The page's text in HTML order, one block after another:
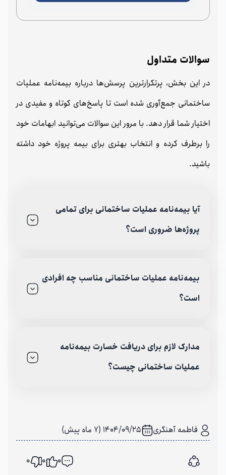
سوالات متداول
در این بخش، پرتکرارترین پرسش‌ها درباره بیمه‌نامه عملیات
ساختمانی جمع‌آوری شده است تا پاسخ‌های کوتاه و مفیدی در
اختیار شما قرار دهد. با مرور این سوالات می‌توانید ابهامات خود
را برطرف کرده و انتخاب بهتری برای بیمه پروژه خود داشته
باشید.
آیا بیمه‌نامه عملیات ساختمانی برای تمامی
پروژه‌ها ضروری است؟
بیمه‌نامه عملیات ساختمانی مناسب چه افرادی
است؟
مدارک لازم برای دریافت خسارت بیمه‌نامه
عملیات ساختمانی چیست؟
فاطمه آهنگری 1404/09/25 (7 ماه پیش)
اشتراک گذاری
0
0
0